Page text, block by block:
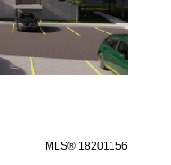
MLS® 18201156